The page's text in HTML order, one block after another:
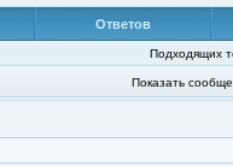
Ответов
Подходящих
Показать